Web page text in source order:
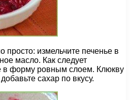
просто: измельчите печенье в
масло. Как следует
в форму ровным слоем. Клюкву
сахар по вкусу.